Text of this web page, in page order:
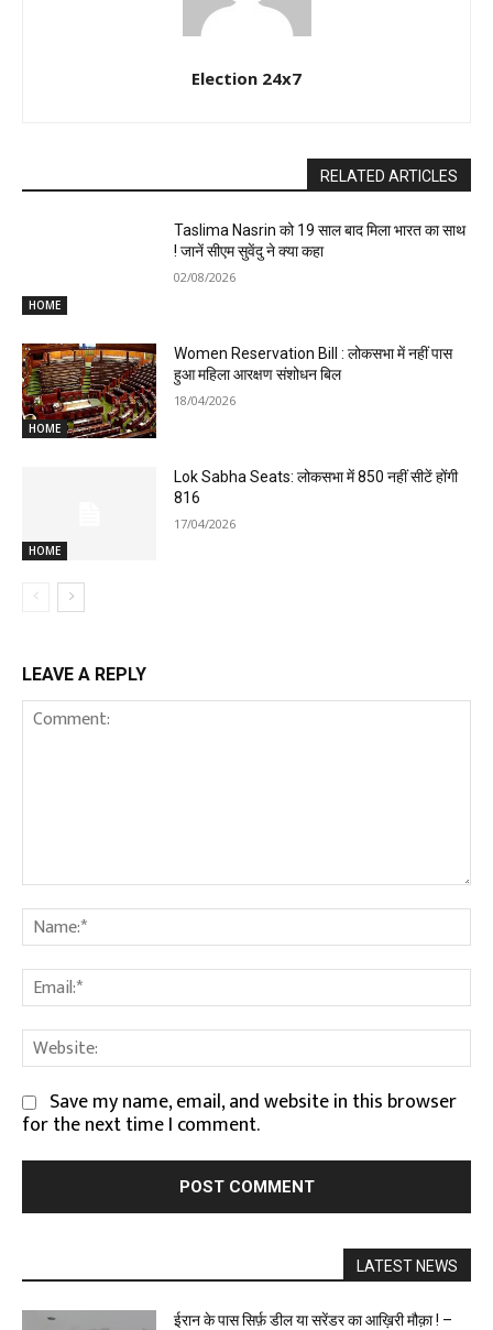
Election 24x7
RELATED ARTICLES
HOME
Taslima Nasrin को 19 साल बाद मिला भारत का साथ
! जानें सीएम सुवेंदु ने क्या कहा
02/08/2026
HOME
Women Reservation Bill : लोकसभा में नहीं पास
हुआ महिला आरक्षण संशोधन बिल
18/04/2026
HOME
Lok Sabha Seats: लोकसभा में 850 नहीं सीटें होंगी
816
17/04/2026
LEAVE A REPLY
Comment:
Save my name, email, and website in this browser
for the next time I comment.
LATEST NEWS
ईरान के पास सिर्फ़ डील या सरेंडर का आख़िरी मौक़ा ! –